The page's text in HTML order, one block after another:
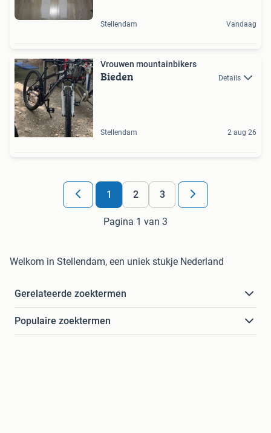
Stellendam Vandaag
Vrouwen mountainbikers
Bieden Details
Stellendam 2 aug 26
1 2 3
Pagina 1 van 3
Welkom in Stellendam, een uniek stukje Nederland
Gerelateerde zoektermen
Populaire zoektermen